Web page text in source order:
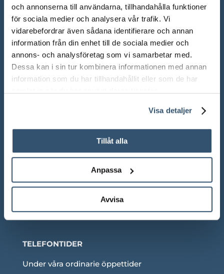
och annonserna till användarna, tillhandahålla funktioner
för sociala medier och analysera vår trafik. Vi
vidarebefordrar även sådana identifierare och annan
information från din enhet till de sociala medier och
annons- och analysföretag som vi samarbetar med.
Dessa kan i sin tur kombinera informationen med annan
information som du har tillhandahållit eller som de har
Visa detaljer
Tillåt alla
Anpassa
Avvisa
ÖPPETTIDER SHOWROOM
Mån-Fre: 10.00 – 18.00
Lör: 10.00 – 13.00
Adress: Ådalsvägen 271, 265 90 Åstorp
Telefon: 042 – 22 55 59
TELEFONTIDER
Under våra ordinarie öppettider